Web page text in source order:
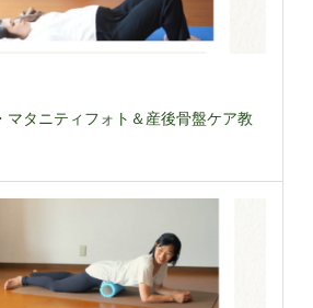
マタニティフォト＆産後骨盤ケア教